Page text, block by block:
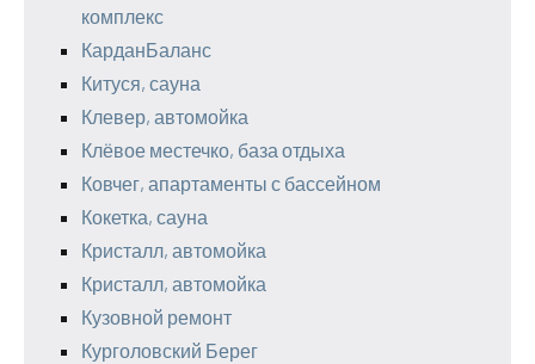
комплекс
КарданБаланс
Китуся, сауна
Клевер, автомойка
Клёвое местечко, база отдыха
Ковчег, апартаменты с бассейном
Кокетка, сауна
Кристалл, автомойка
Кристалл, автомойка
Кузовной ремонт
Курголовский Берег